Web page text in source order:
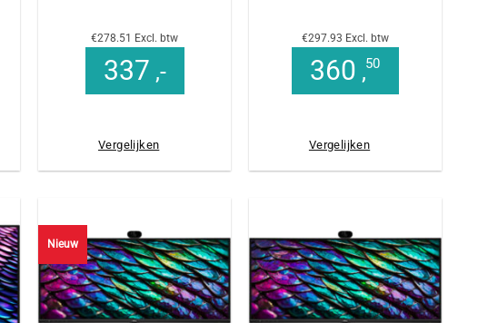
€278.51 Excl. btw
337 ,-
Vergelijken
€297.93 Excl. btw
360 ,50
Vergelijken
Nieuw